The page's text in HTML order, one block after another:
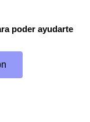
poder ayudarte